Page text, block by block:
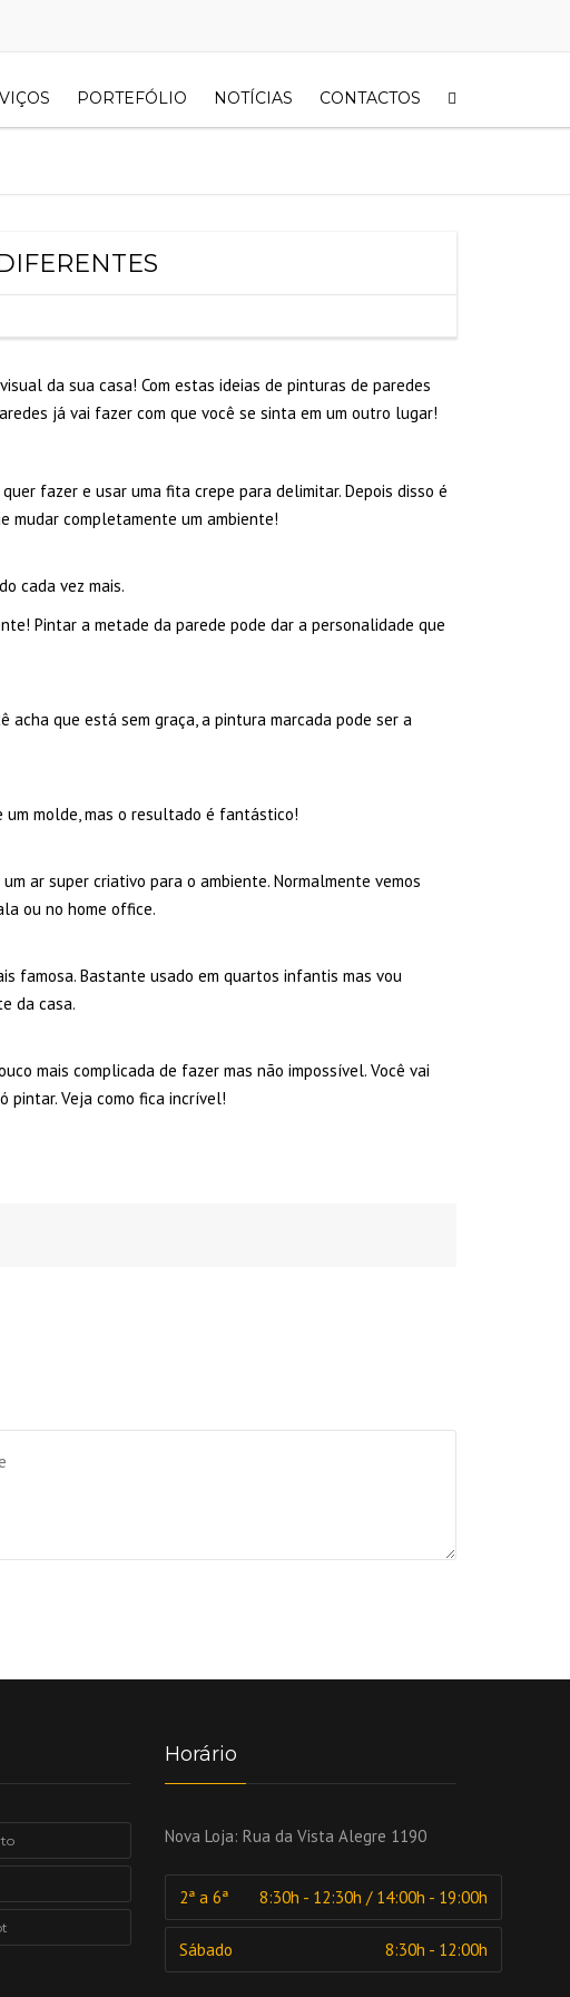
PORTEFÓLIO NOTÍCIAS CONTACTOS
da sua casa! Com estas ideias de pinturas de paredes
já vai fazer com que você se sinta em um outro lugar!
fazer e usar uma fita crepe para delimitar. Depois disso é
mudar completamente um ambiente!
cada vez mais.
Pintar a metade da parede pode dar a personalidade que
acha que está sem graça, a pintura marcada pode ser a
um molde, mas o resultado é fantástico!
ar super criativo para o ambiente. Normalmente vemos
ou no home office.
famosa. Bastante usado em quartos infantis mas vou
da casa.
mais complicada de fazer mas não impossível. Você vai
pintar. Veja como fica incrível!
Horário
Nova Loja: Rua da Vista Alegre 1190
2ª a 6ª 8:30h - 12:30h / 14:00h - 19:00h
Sábado 8:30h - 12:00h